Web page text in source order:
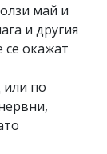
май и
и другия
окажат
или по